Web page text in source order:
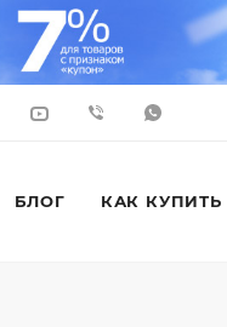
БЛОГ КАК КУПИТЬ